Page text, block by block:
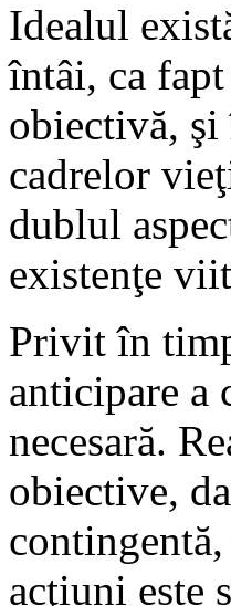
Idealul
întâi, ca
obiectivă,
cadrelor
dublul
existenţe
Privit în
anticipare a
necesară.
obiective,
acţiuni este